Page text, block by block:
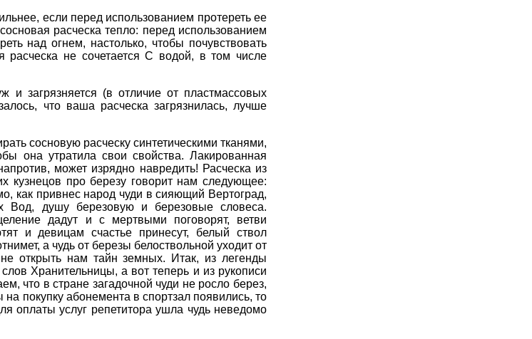
если перед использованием протереть ее
расческа тепло: перед использованием
над огнем, настолько, чтобы почувствовать
расческа не сочетается С водой, в том числе
загрязняется (в отличие от пластмассовых
что ваша расческа загрязнилась, лучше
сосновую расческу синтетическими тканями,
она утратила свои свойства. Лакированная
может изрядно навредить! Расческа из
кузнецов про березу говорит нам следующее:
как привнес народ чуди в сияющий Вертоград,
душу березовую и березовые словеса.
дадут и с мертвыми поговорят, ветви
и девицам счастье принесут, белый ствол
а чудь от березы белоствольной уходит от
открыть нам тайн земных. Итак, из легенды
Хранительницы, а вот теперь и из рукописи
что в стране загадочной чуди не росло берез,
на покупку абонемента в спортзал появились, то
оплаты услуг репетитора ушла чудь неведомо